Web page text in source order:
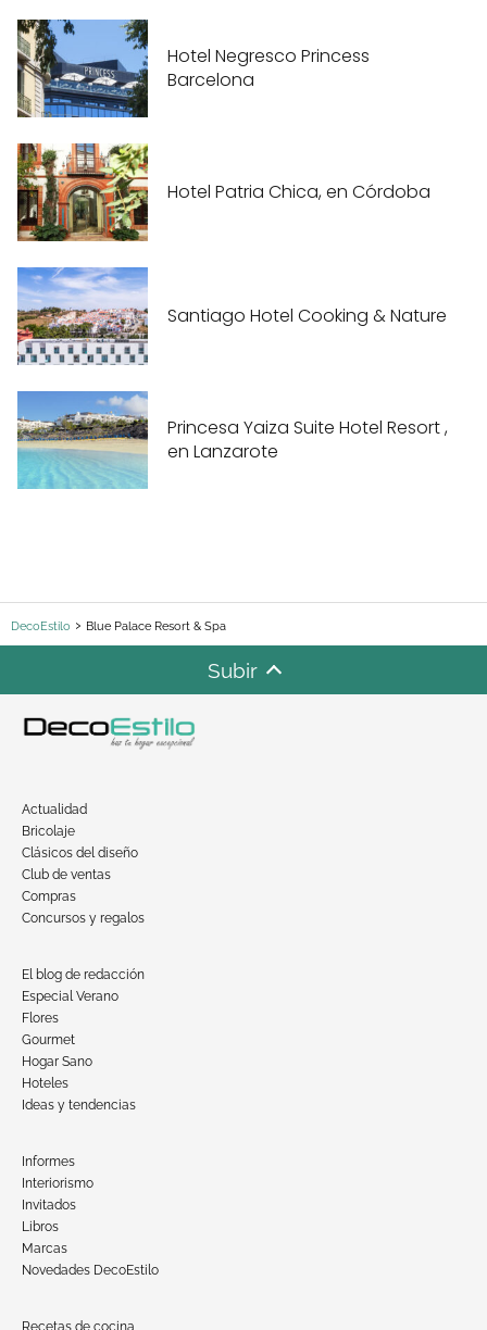
Hotel Negresco Princess
Barcelona
Hotel Patria Chica, en Córdoba
Santiago Hotel Cooking & Nature
Princesa Yaiza Suite Hotel Resort ,
en Lanzarote
DecoEstilo Blue Palace Resort & Spa
Subir
Actualidad
Bricolaje
Clásicos del diseño
Club de ventas
Compras
Concursos y regalos
El blog de redacción
Especial Verano
Flores
Gourmet
Hogar Sano
Hoteles
Ideas y tendencias
Informes
Interiorismo
Invitados
Libros
Marcas
Novedades DecoEstilo
Recetas de cocina